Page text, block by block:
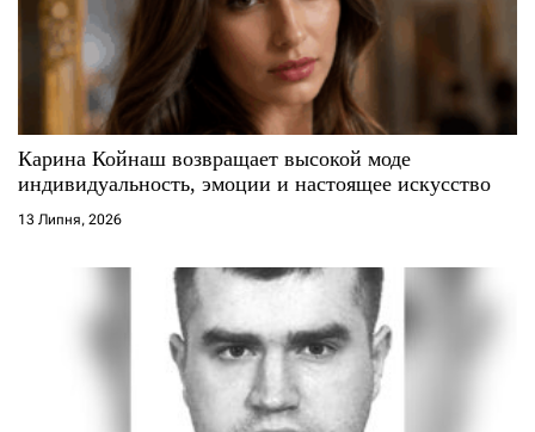
Карина Койнаш возвращает высокой моде
индивидуальность, эмоции и настоящее искусство
13 Липня, 2026